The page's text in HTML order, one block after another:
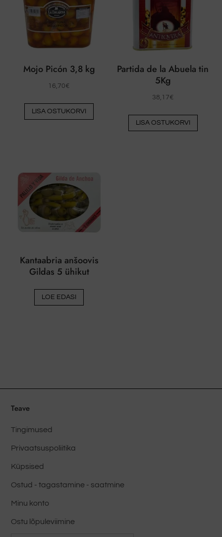
Mojo Picón 3,8 kg
16,70€
LISA OSTUKORVI
Partida de la Abuela tin
5Kg
38,17€
LISA OSTUKORVI
Kantaabria anšoovis
Gildas 5 ühikut
LOE EDASI
Teave
Tingimused
Privaatsuspoliitika
Küpsised
Ostud - tagastamine - saatmine
Minu konto
Ostu lõpuleviimine